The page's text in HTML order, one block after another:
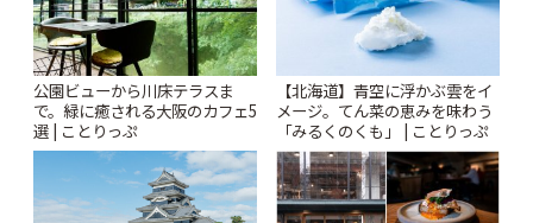
公園ビューから川床テラスま
で。緑に癒される大阪のカフェ5
選 | ことりっぷ
【北海道】青空に浮かぶ雲をイ
メージ。てん菜の恵みを味わう
「みるくのくも」 | ことりっぷ